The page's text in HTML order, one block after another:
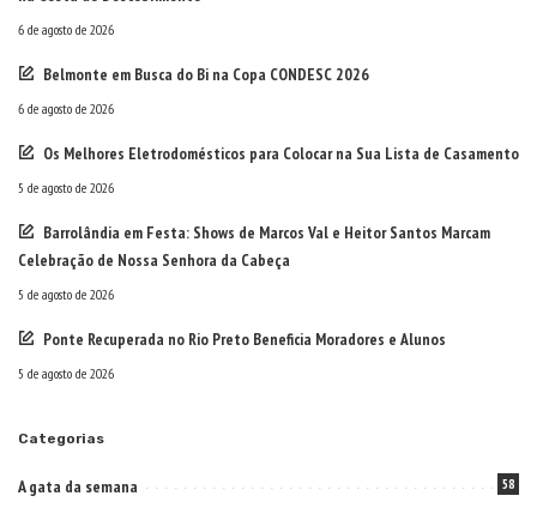
6 de agosto de 2026
Belmonte em Busca do Bi na Copa CONDESC 2026
6 de agosto de 2026
Os Melhores Eletrodomésticos para Colocar na Sua Lista de Casamento
5 de agosto de 2026
Barrolândia em Festa: Shows de Marcos Val e Heitor Santos Marcam
Celebração de Nossa Senhora da Cabeça
5 de agosto de 2026
Ponte Recuperada no Rio Preto Beneficia Moradores e Alunos
5 de agosto de 2026
Categorias
A gata da semana 58